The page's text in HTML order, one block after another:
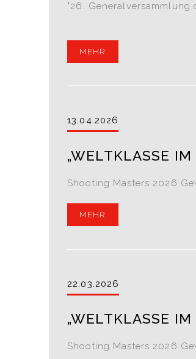
"26.
MEHR
13.04.2026
„WELTKLASSE
Shooting Masters 2026
MEHR
22.03.2026
„WELTKLASSE
Shooting Masters 2026